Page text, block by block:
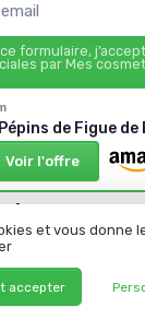
formulaire,
par Mes
bio
sources
de Figue
Voir l'offre
et vous donne
accepter